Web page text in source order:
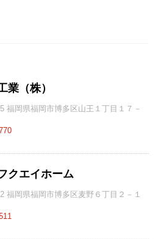
業（株）
福岡県福岡市博多区山王１丁目１７－
クエイホーム
福岡県福岡市博多区麦野６丁目２－１